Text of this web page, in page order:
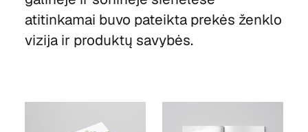
atitinkamai buvo pateikta prekės ženklo
vizija ir produktų savybės.